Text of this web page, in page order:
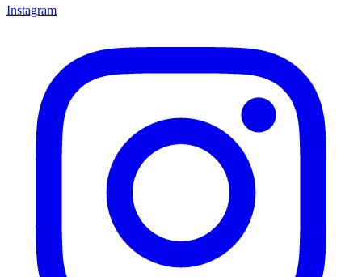
Instagram